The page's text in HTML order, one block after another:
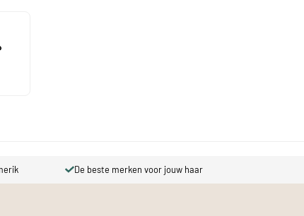
De beste merken voor jouw haar